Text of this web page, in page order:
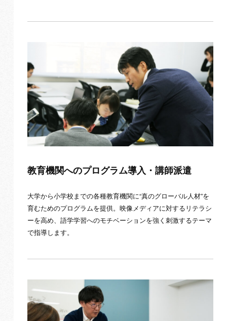
教育機関へのプログラム導入・講師派遣
大学から小学校までの各種教育機関に“真のグローバル人材”を
育むためのプログラムを提供。映像メディアに対するリテラシ
ーを高め、語学学習へのモチベーションを強く刺激するテーマ
で指導します。